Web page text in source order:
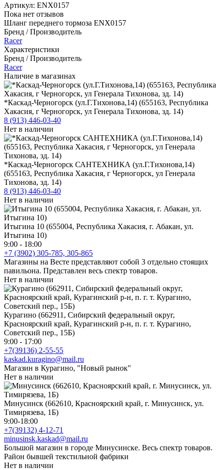
Артикул: ENX0157
Пока нет отзывов
Шланг переднего тормоза ENX0157
Бренд / Производитель
Racer
Характеристики
Бренд / Производитель
Racer
Наличие в магазинах
*Каскад-Черногорск (ул.Г.Тихонова,14) (655163, Республика
Хакасия, г Черногорск, ул Генерала Тихонова, зд. 14)
8 (913) 446-03-40
Нет в наличии
*Каскад-Черногорск САНТЕХНИКА (ул.Г.Тихонова,14)
(655163, Республика Хакасия, г Черногорск, ул Генерала
Тихонова, зд. 14)
8 (913) 446-03-40
Нет в наличии
Итыгина 10 (655004, Республика Хакасия, г. Абакан, ул.
Итыгина 10)
9:00 - 18:00
+7 (3902) 305-785, 305-865
Магазины на Весте представляют собой 3 отдельно стоящих
павильона. Представлен весь спектр товаров.
Нет в наличии
Курагино (662911, Сибирский федеральный округ,
Красноярский край, Курагинский р-н, п. г. т. Курагино,
Советский пер., 15Б)
9:00 - 17:00
+7(39136) 2-55-55
kaskad.kuragino@mail.ru
Магазин в Курагино, "Новый рынок"
Нет в наличии
Минусинск (662610, Красноярский край, г. Минусинск, ул.
Тимирязева, 1Б)
9:00-18:00
+7(39132) 4-12-71
minusinsk.kaskad@mail.ru
Большой магазин в городе Минусинске. Весь спектр товаров.
Район бывшей текстильной фабрики
Нет в наличии